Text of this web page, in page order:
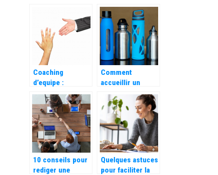
système de point
de vente (POS)
Coaching
d’equipe :
decouvrez ses
bienfaits pour
votre entreprise
Comment
accueillir un
nouveau salarie
dans son
entreprise ?
10 conseils pour
rediger une
Quelques astuces
pour faciliter la